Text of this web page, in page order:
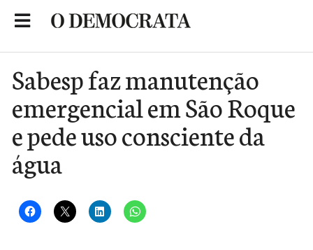
Sabesp faz manutenção
emergencial em São Roque
e pede uso consciente da
água